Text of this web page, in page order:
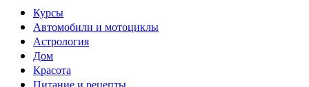
Курсы
Автомобили и мотоциклы
Астрология
Дом
Красота
Питание и рецепты